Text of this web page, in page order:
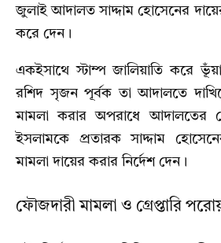
জুলাই আদালত সাদ্দাম হোসেনের
করে দেন।
একইসাথে স্টাম্প জালিয়াতি করে
রশিদ সৃজন পূর্বক তা আদালতে
মামলা করার অপরাধে আদালতের
ইসলামকে প্রতারক সাদ্দাম
মামলা দায়ের করার নির্দেশ দেন।
ফৌজদারী মামলা ও গ্রেপ্তারি